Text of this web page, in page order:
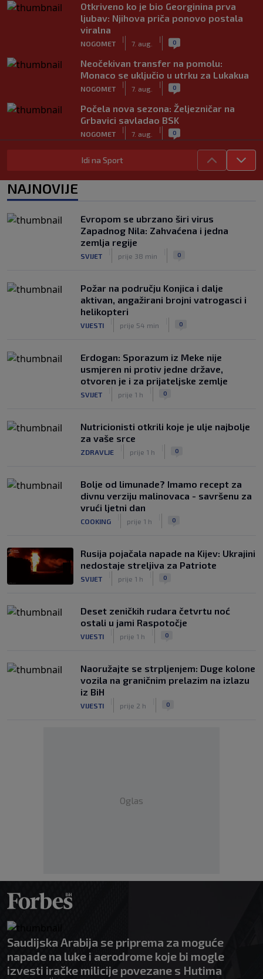
Otkriveno ko je bio Georginina prva
ljubav: Njihova priča ponovo postala
viralna
NOGOMET
|
7. aug.
| 0
Neočekivan transfer na pomolu:
Monaco se uključio u utrku za Lukakua
NOGOMET
|
7. aug.
| 0
Počela nova sezona: Željezničar na
Grbavici savladao BSK
NOGOMET
|
7. aug.
| 0
Objavljeno koje države podržavaju
Infantina, a koje traže promjene: HNS
namjeravao prodati prava na Svjetsko
prvenstvo ispod cijene?
NOGOMET
|
7. aug.
Idi na Sport
NAJNOVIJE
Evropom se ubrzano širi virus
Zapadnog Nila: Zahvaćena i jedna
zemlja regije
SVIJET prije 38 min 0
Požar na području Konjica i dalje
aktivan, angažirani brojni vatrogasci i
helikopteri
VIJESTI prije 54 min 0
Erdogan: Sporazum iz Meke nije
usmjeren ni protiv jedne države,
otvoren je i za prijateljske zemlje
SVIJET prije 1 h 0
Nutricionisti otkrili koje je ulje najbolje
za vaše srce
ZDRAVLJE prije 1 h 0
Bolje od limunade? Imamo recept za
divnu verziju malinovaca - savršenu za
vrući ljetni dan
COOKING prije 1 h 0
Rusija pojačala napade na Kijev: Ukrajini
nedostaje streljiva za Patriote
SVIJET prije 1 h 0
Deset zeničkih rudara četvrtu noć
ostali u jami Raspotočje
VIJESTI prije 1 h 0
Naoružajte se strpljenjem: Duge kolone
vozila na graničnim prelazim na izlazu
iz BiH
VIJESTI prije 2 h 0
Oglas
Saudijska Arabija se priprema za moguće
napade na luke i aerodrome koje bi mogle
izvesti iračke milicije povezane s Hutima